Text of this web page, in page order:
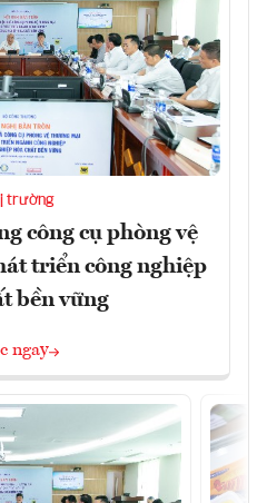
trường
công cụ phòng vệ
triển công nghiệp
bền vững
ngay